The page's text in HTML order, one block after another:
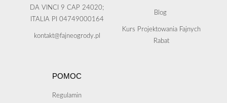
DA VINCI 9 CAP 24020;
ITALIA PI 04749000164
kontakt@fajneogrody.pl
Blog
Kurs Projektowania Fajnych
Rabat
POMOC
Regulamin